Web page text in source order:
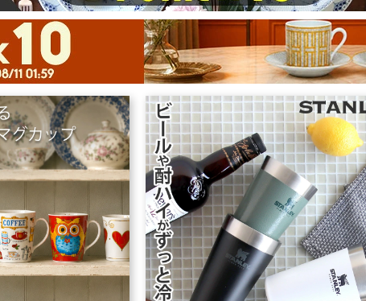
ッチン収納
水まわり用品
他キッチン雑貨